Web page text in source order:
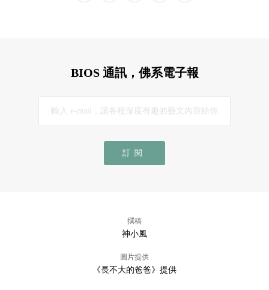
BIOS 通訊，佛系電子報
訂閱
撰稿
神小風
圖片提供
《長不大的爸爸》提供